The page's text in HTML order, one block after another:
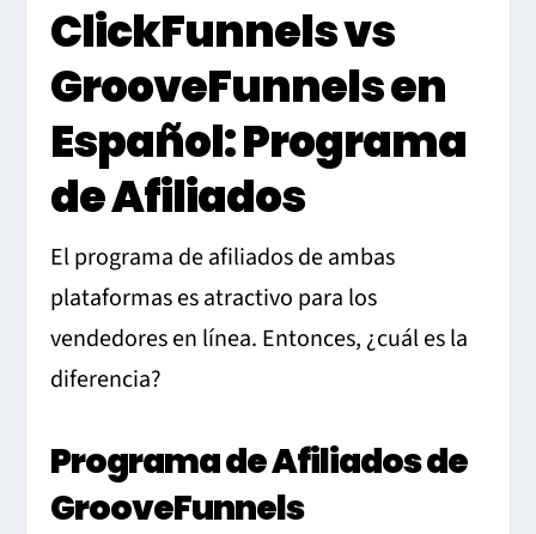
ClickFunnels vs
GrooveFunnels en
Español: Programa
de Afiliados
El programa de afiliados de ambas
plataformas es atractivo para los
vendedores en línea. Entonces, ¿cuál es la
diferencia?
Programa de Afiliados de
GrooveFunnels